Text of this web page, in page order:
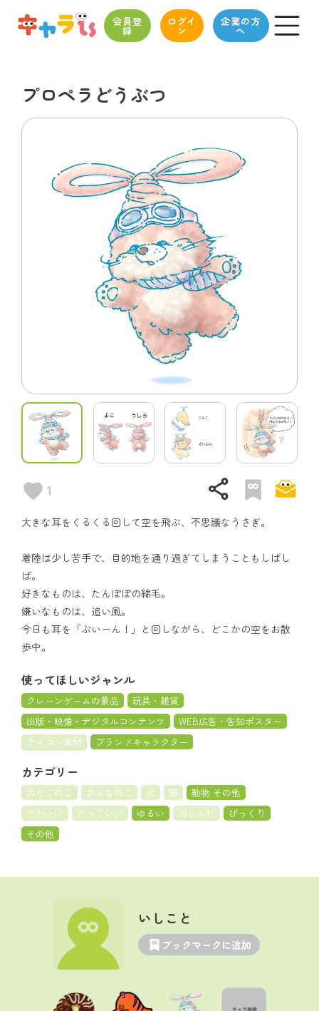
会員登
録
ログイ
ン
企業の方
へ
プロペラどうぶつ
1 share
大きな耳をくるくる回して空を飛ぶ、不思議なうさぎ。
着陸は少し苦手で、目的地を通り過ぎてしまうこともしばし
ば。
好きなものは、たんぽぽの綿毛。
嫌いなものは、追い風。
今日も耳を「ぶいーん！」と回しながら、どこかの空をお散
歩中。
使ってほしいジャンル
クレーンゲームの景品
玩具・雑貨
出版・映像・デジタルコンテンツ
WEB広告・告知ポスター
アイコン素材
ブランドキャラクター
カテゴリー
おとこのこ おんなのこ 犬 猫
動物 その他
かわいい
かっこいい ゆるい おしゃれ
びっくり
その他
いしこと
ブックマークに追加